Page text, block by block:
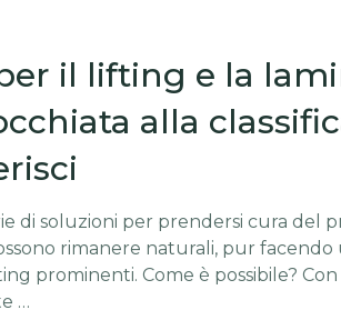
il lifting e la
alla
di soluzioni per prendersi cura del
rimanere naturali, pur facendo
prominenti. Come è possibile?
…